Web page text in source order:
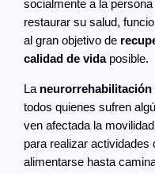
socialmente a la
restaurar su salud,
al gran objetivo de
calidad de vidaposible.
La neurorrehabilitación
todos quienes sufren
ven afectada la
para realizar actividades
alimentarse hasta